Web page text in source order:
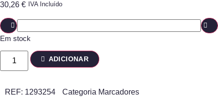
30,26 € IVA Incluído
Em stock
ADICIONAR
REF: 1293254 Categoria Marcadores